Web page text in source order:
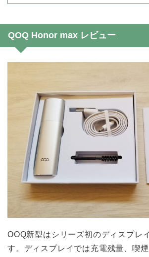
QOQ Honor max レビュー
OOQ新型はシリーズ初のディスプレ
す。ディスプレイでは充電残量、喫